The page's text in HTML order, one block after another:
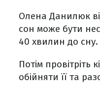
Олена Данилюк
сон може бути
40 хвилин до сну.
Потім
обійняти її та